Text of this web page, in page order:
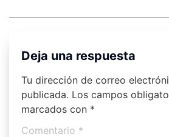
Deja una respuesta
Tu dirección de correo
publicada. Los campos
marcados con *
Comentario *